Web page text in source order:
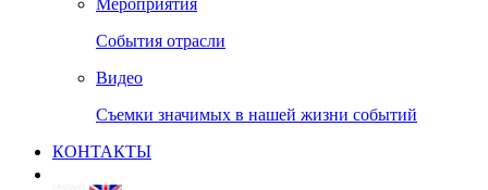
Мероприятия
События отрасли
Видео
Съемки значимых в нашей жизни событий
КОНТАКТЫ